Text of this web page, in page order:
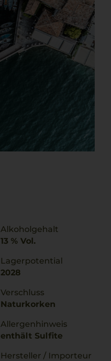
Alkoholgehalt
13 % Vol.
Lagerpotential
2028
Verschluss
Naturkorken
Allergenhinweis
enthält Sulfite
Hersteller / Importeur